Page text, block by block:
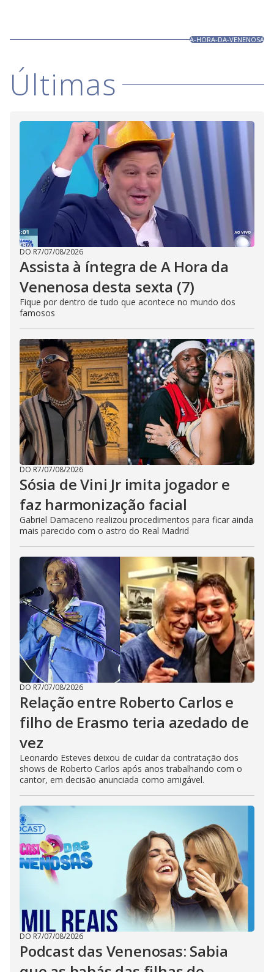
A-HORA-DA-VENENOSA
Últimas
DO R7/07/08/2026
Assista à íntegra de A Hora da
Venenosa desta sexta (7)
Fique por dentro de tudo que acontece no mundo dos
famosos
DO R7/07/08/2026
Sósia de Vini Jr imita jogador e
faz harmonização facial
Gabriel Damaceno realizou procedimentos para ficar ainda
mais parecido com o astro do Real Madrid
DO R7/07/08/2026
Relação entre Roberto Carlos e
filho de Erasmo teria azedado de
vez
Leonardo Esteves deixou de cuidar da contratação dos
shows de Roberto Carlos após anos trabalhando com o
cantor, em decisão anunciada como amigável.
DO R7/07/08/2026
Podcast das Venenosas: Sabia